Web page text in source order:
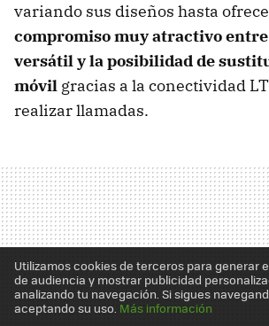
variando sus diseños hasta
compromiso muy atractivo
versátil y la posibilidad de
móvil gracias a la conectividad
realizar llamadas.
Utilizamos cookies de terceros para generar
de audiencia y mostrar publicidad
analizando tu navegación. Si sigues
aceptando su uso. Más información